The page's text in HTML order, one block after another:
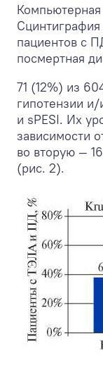
пациентов с
посмертная
71 (12%) из
гипотензии
и sPESI. Их
зависимости
во вторую —
(рис. 2).